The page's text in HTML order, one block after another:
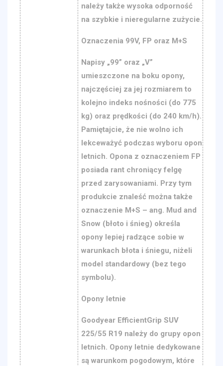
należy także wysoka odporność
na szybkie i nieregularne zużycie.
Oznaczenia 99V, FP oraz M+S
Napisy „99” oraz „V”
umieszczone na boku opony,
najczęściej za jej rozmiarem to
kolejno indeks nośności (do 775
kg) oraz prędkości (do 240 km/h).
Pamiętajcie, że nie wolno ich
lekceważyć podczas wyboru opon
letnich. Opona z oznaczeniem FP
posiada rant chroniący felgę
przed zarysowaniami. Przy tym
produkcie znaleść można także
oznaczenie M+S – ang. Mud and
Snow (błoto i śnieg) określa
opony lepiej radzące sobie w
warunkach błota i śniegu, niżeli
model standardowy (bez tego
symbolu).
Opony letnie
Goodyear EfficientGrip SUV
225/55 R19 należy do grupy opon
letnich. Opony letnie dedykowane
są warunkom pogodowym, które